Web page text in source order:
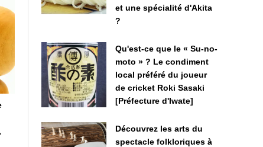
et une spécialité d'Akita
?
Qu'est-ce que le « Su-no-
moto » ? Le condiment
local préféré du joueur
de cricket Roki Sasaki
[Préfecture d'Iwate]
Découvrez les arts du
spectacle folkloriques à